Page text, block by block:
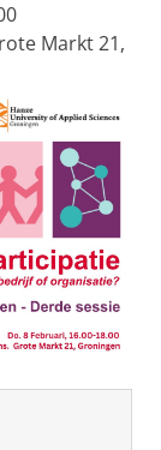
Markt 21,